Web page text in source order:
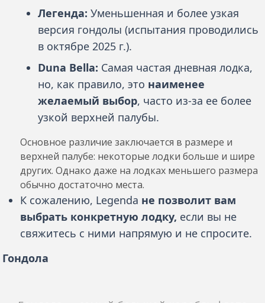
Легенда: Уменьшенная и более узкая
версия гондолы (испытания проводились
в октябре 2025 г.).
Duna Bella: Самая частая дневная лодка,
но, как правило, это наименее
желаемый выбор, часто из-за ее более
узкой верхней палубы.
Основное различие заключается в размере и
верхней палубе: некоторые лодки больше и шире
других. Однако даже на лодках меньшего размера
обычно достаточно места.
К сожалению, Legenda не позволит вам
выбрать конкретную лодку, если вы не
свяжитесь с ними напрямую и не спросите.
Гондола